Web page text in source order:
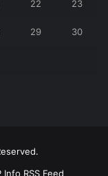
22 23
29 30
Info RSS Feed